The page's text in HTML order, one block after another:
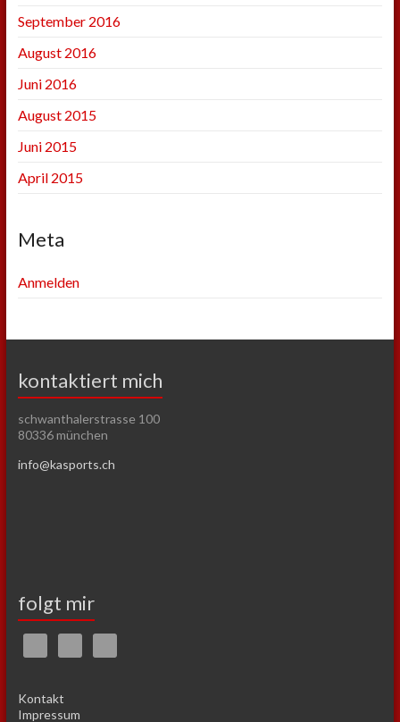
September 2016
August 2016
Juni 2016
August 2015
Juni 2015
April 2015
Meta
Anmelden
kontaktiert mich
schwanthalerstrasse 100
80336 münchen
info@kasports.ch
folgt mir
Kontakt
Impressum